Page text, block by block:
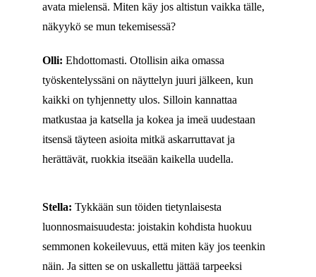
avata mielensä. Miten käy jos altistun vaikka tälle,
näkyykö se mun tekemisessä?
Olli: Ehdottomasti. Otollisin aika omassa
työskentelyssäni on näyttelyn juuri jälkeen, kun
kaikki on tyhjennetty ulos. Silloin kannattaa
matkustaa ja katsella ja kokea ja imeä uudestaan
itsensä täyteen asioita mitkä askarruttavat ja
herättävät, ruokkia itseään kaikella uudella.
Stella: Tykkään sun töiden tietynlaisesta
luonnosmaisuudesta: joistakin kohdista huokuu
semmonen kokeilevuus, että miten käy jos teenkin
näin. Ja sitten se on uskallettu jättää tarpeeksi